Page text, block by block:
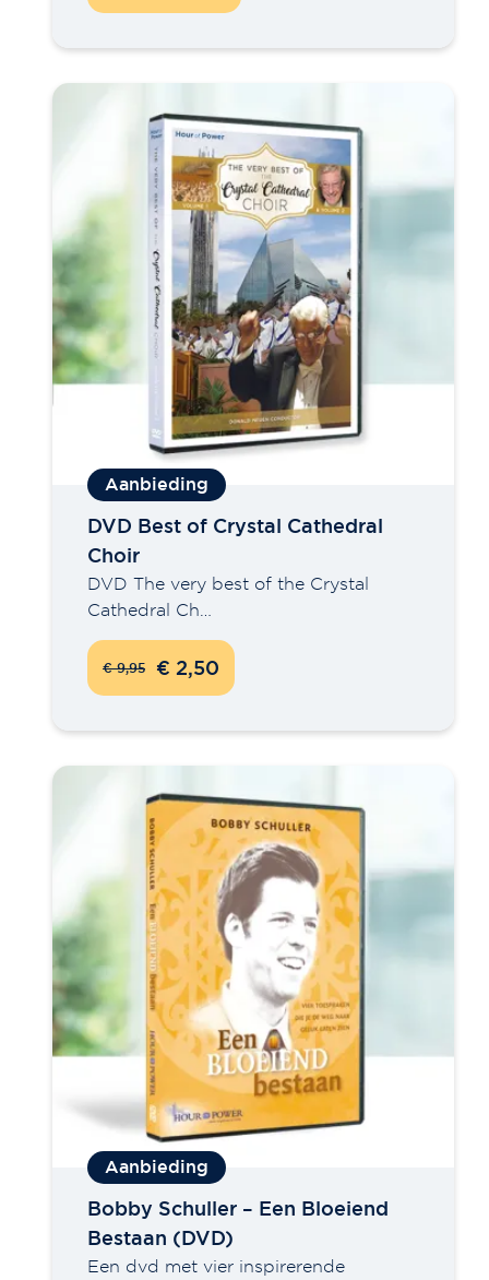
DVD Best of Crystal Cathedral
Choir
DVD The very best of the Crystal
Cathedral Ch…
€ 9,95 € 2,50
Bobby Schuller – Een Bloeiend
Bestaan (DVD)
Een dvd met vier inspirerende